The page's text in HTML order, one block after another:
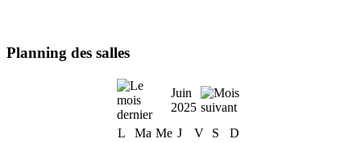
Planning des salles
Juin
2025
L
Ma Me J V S
D